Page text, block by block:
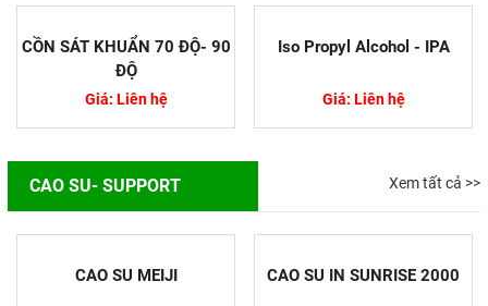
CỒN SÁT KHUẨN 70 ĐỘ- 90
ĐỘ
Giá: Liên hệ
Iso Propyl Alcohol - IPA
Giá: Liên hệ
CAO SU- SUPPORT Xem tất cả >>
CAO SU MEIJI CAO SU IN SUNRISE 2000